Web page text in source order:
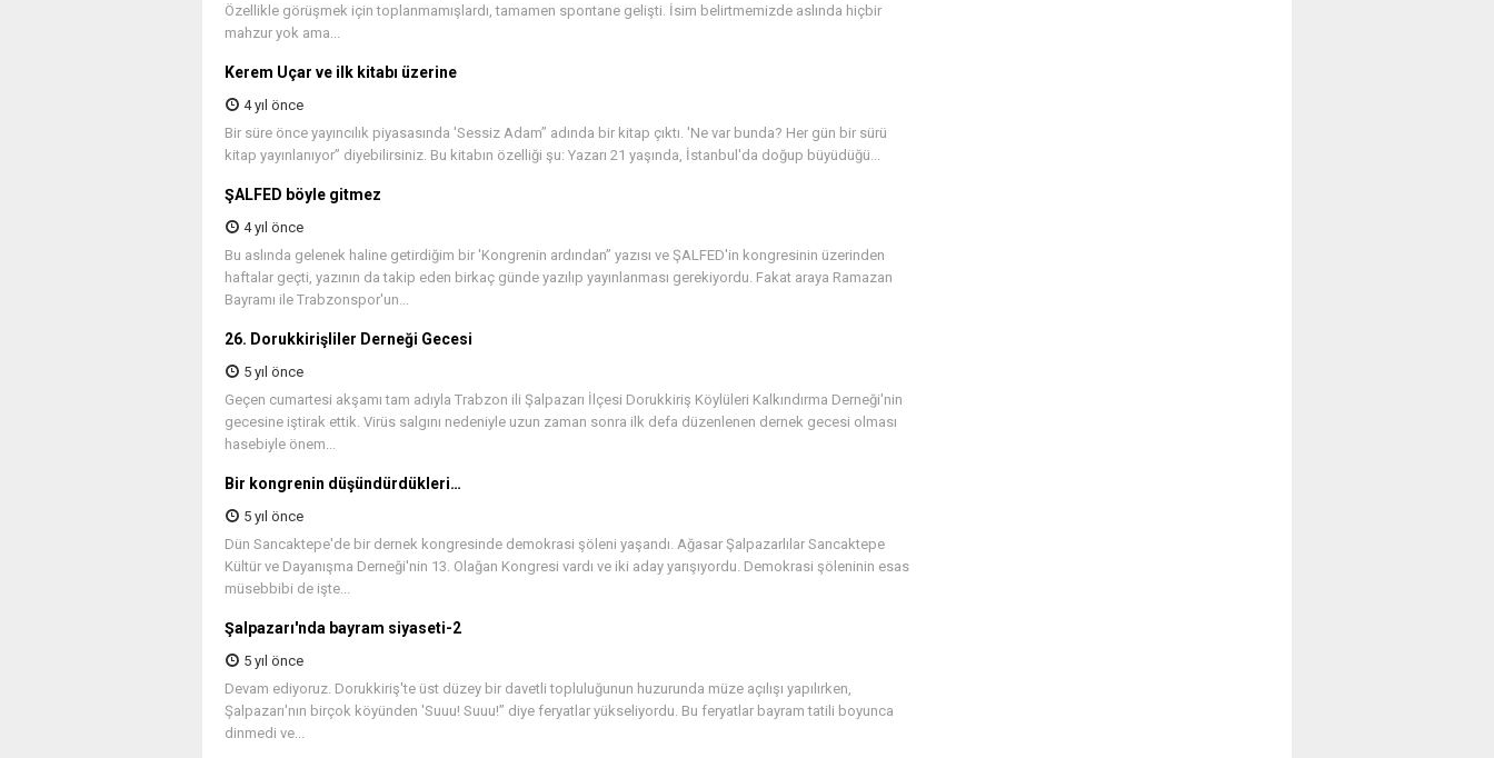
Özellikle görüşmek için toplanmamışlardı, tamamen spontane gelişti. İsim belirtmemizde aslında hiçbir
mahzur yok ama...
Kerem Uçar ve ilk kitabı üzerine
4 yıl önce
Bir süre önce yayıncılık piyasasında 'Sessiz Adam” adında bir kitap çıktı. 'Ne var bunda? Her gün bir sürü
kitap yayınlanıyor” diyebilirsiniz. Bu kitabın özelliği şu: Yazarı 21 yaşında, İstanbul'da doğup büyüdüğü...
ŞALFED böyle gitmez
4 yıl önce
Bu aslında gelenek haline getirdiğim bir 'Kongrenin ardından” yazısı ve ŞALFED'in kongresinin üzerinden
haftalar geçti, yazının da takip eden birkaç günde yazılıp yayınlanması gerekiyordu. Fakat araya Ramazan
Bayramı ile Trabzonspor'un...
26. Dorukkirişliler Derneği Gecesi
5 yıl önce
Geçen cumartesi akşamı tam adıyla Trabzon ili Şalpazarı İlçesi Dorukkiriş Köylüleri Kalkındırma Derneği'nin
gecesine iştirak ettik. Virüs salgını nedeniyle uzun zaman sonra ilk defa düzenlenen dernek gecesi olması
hasebiyle önem...
Bir kongrenin düşündürdükleri…
5 yıl önce
Dün Sancaktepe'de bir dernek kongresinde demokrasi şöleni yaşandı. Ağasar Şalpazarlılar Sancaktepe
Kültür ve Dayanışma Derneği'nin 13. Olağan Kongresi vardı ve iki aday yarışıyordu. Demokrasi şöleninin esas
müsebbibi de işte...
Şalpazarı'nda bayram siyaseti-2
5 yıl önce
Devam ediyoruz. Dorukkiriş'te üst düzey bir davetli topluluğunun huzurunda müze açılışı yapılırken,
Şalpazarı'nın birçok köyünden 'Suuu! Suuu!” diye feryatlar yükseliyordu. Bu feryatlar bayram tatili boyunca
dinmedi ve...